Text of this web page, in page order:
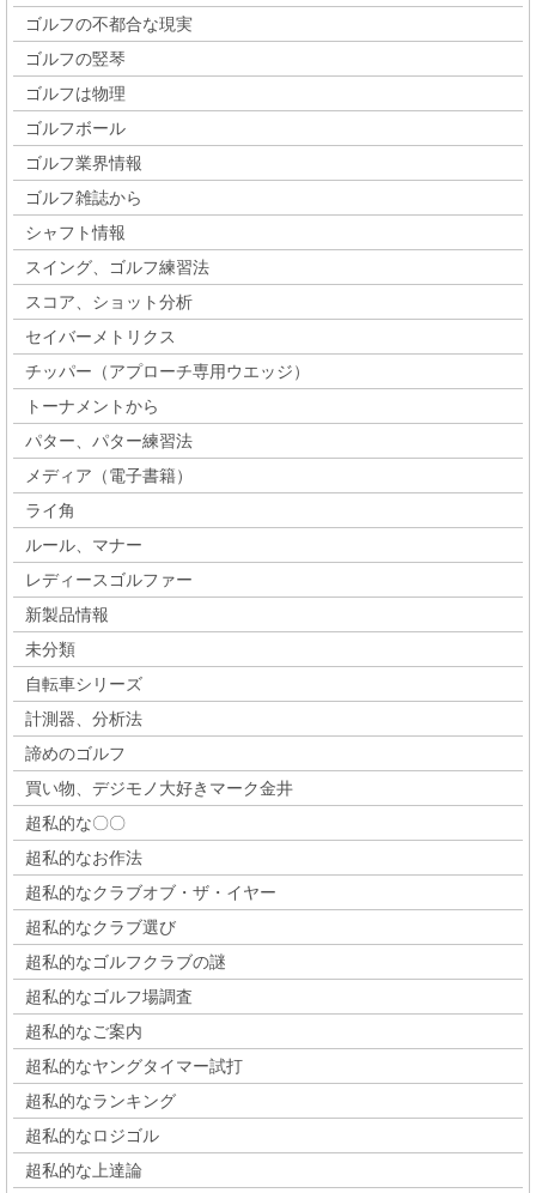
ゴルフの不都合な現実
ゴルフの竪琴
ゴルフは物理
ゴルフボール
ゴルフ業界情報
ゴルフ雑誌から
シャフト情報
スイング、ゴルフ練習法
スコア、ショット分析
セイバーメトリクス
チッパー（アプローチ専用ウエッジ）
トーナメントから
パター、パター練習法
メディア（電子書籍）
ライ角
ルール、マナー
レディースゴルファー
新製品情報
未分類
自転車シリーズ
計測器、分析法
諦めのゴルフ
買い物、デジモノ大好きマーク金井
超私的な〇〇
超私的なお作法
超私的なクラブオブ・ザ・イヤー
超私的なクラブ選び
超私的なゴルフクラブの謎
超私的なゴルフ場調査
超私的なご案内
超私的なヤングタイマー試打
超私的なランキング
超私的なロジゴル
超私的な上達論